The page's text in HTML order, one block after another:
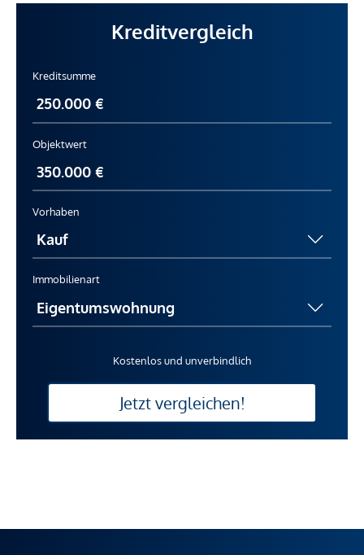
Kreditvergleich
Kreditsumme
Objektwert
Vorhaben
Immobilienart
Kostenlos und unverbindlich
Jetzt vergleichen!